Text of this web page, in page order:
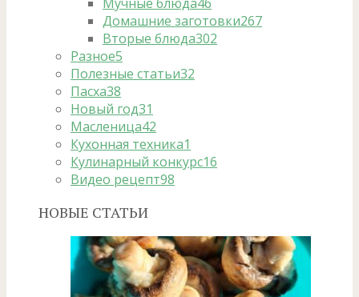
Домашние заготовки267
Вторые блюда302
Разное5
Полезные статьи32
Пасха38
Новый год31
Масленица42
Кухонная техника1
Кулинарный конкурс16
Видео рецепт98
НОВЫЕ СТАТЬИ